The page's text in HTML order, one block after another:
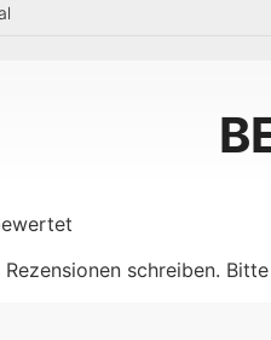
schreiben. Bitte